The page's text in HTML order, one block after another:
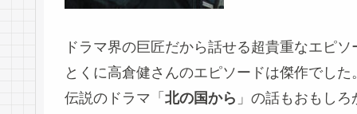
ドラマ界の巨匠だから話せる超貴重なエピ
とくに高倉健さんのエピソードは傑作でした
伝説のドラマ「 北の国から 」の話もおもし